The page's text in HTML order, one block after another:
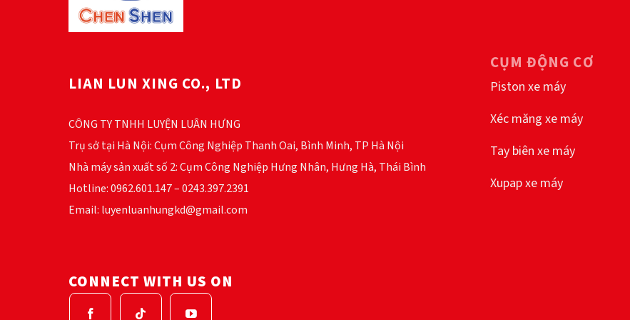
thể
trên
sản
chọn
trên
sản
LIAN LUN XING CO., LTD
CÔNG TY TNHH LUYỆN LUÂN HƯNG
Trụ sở tại Hà Nội: Cụm Công Nghiệp Thanh Oai, Bình Minh, TP Hà Nội
Nhà máy sản xuất số 2: Cụm Công Nghiệp Hưng Nhân, Hưng Hà, Thái Bình
Hotline: 0962.601.147 – 0243.397.2391
Email: luyenluanhungkd@gmail.com
CỤM ĐỘNG CƠ
Piston xe máy
Xéc măng xe máy
Tay biên xe máy
Xupap xe máy
CONNECT WITH US ON